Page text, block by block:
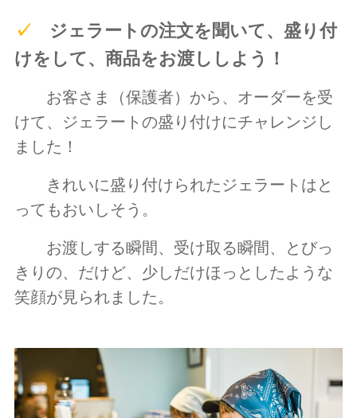
✓ ジェラートの注文を聞いて、盛り付
けをして、商品をお渡ししよう！
お客さま（保護者）から、オーダーを受
けて、ジェラートの盛り付けにチャレンジし
ました！
きれいに盛り付けられたジェラートはと
ってもおいしそう。
お渡しする瞬間、受け取る瞬間、とびっ
きりの、だけど、少しだけほっとしたような
笑顔が見られました。